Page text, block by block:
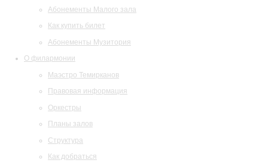
Абонементы Малого зала
Как купить билет
Абонементы Музитория
О филармонии
Маэстро Темирканов
Правовая информация
Оркестры
Планы залов
Структура
Как добраться